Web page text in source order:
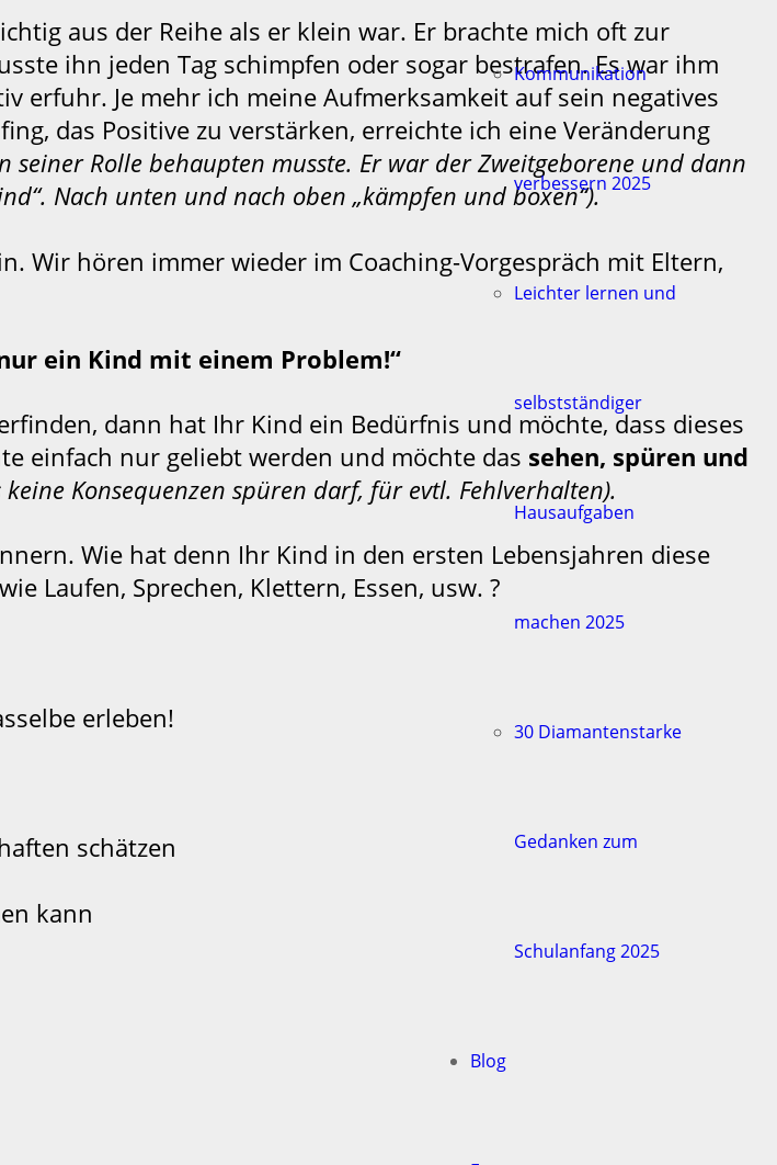
Kommunikation
verbessern 2025
Leichter lernen und
selbstständiger
Hausaufgaben
machen 2025
30 Diamantenstarke
Gedanken zum
Schulanfang 2025
Blog
aus der Reihe als er klein war. Er brachte mich oft zur
ihn jeden Tag schimpfen oder sogar bestrafen. Es war ihm
erfuhr. Je mehr ich meine Aufmerksamkeit auf sein negatives
das Positive zu verstärken, erreichte ich eine Veränderung
seiner Rolle behaupten musste. Er war der Zweitgeborene und dann
Nach unten und nach oben „kämpfen und boxen“).
Wir hören immer wieder im Coaching-Vorgespräch mit Eltern,
ein Kind mit einem Problem!“
dann hat Ihr Kind ein Bedürfnis und möchte, dass dieses
einfach nur geliebt werden und möchte das sehen, spüren und
Konsequenzen spüren darf, für evtl. Fehlverhalten).
Wie hat denn Ihr Kind in den ersten Lebensjahren diese
Laufen, Sprechen, Klettern, Essen, usw. ?
erleben!
schätzen
kann